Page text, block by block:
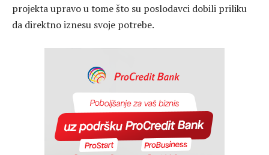
projekta upravo u tome što su poslodavci dobili priliku
da direktno iznesu svoje potrebe.